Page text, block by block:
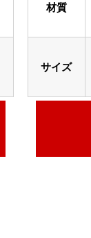
材質
サイズ